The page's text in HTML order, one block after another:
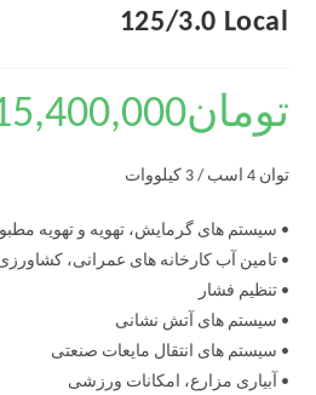
125/3.0 Local
تومان
توان 4 اسب / 3 کیلووات
• سیستم های گرمایش، تهویه و تهویه
• تامین آب کارخانه های عمرانی،
• تنظیم فشار
• سیستم های آتش نشانی
• سیستم های انتقال مایعات صنعتی
• آبیاری مزارع، امکانات ورزشی